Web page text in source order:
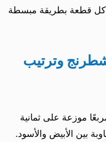
قطعة بطريقة مبسطة
وترتيب
رقعة الشطرنج من 64 مربعًا موزعة على ثمانية
بين الأبيض والأسود.